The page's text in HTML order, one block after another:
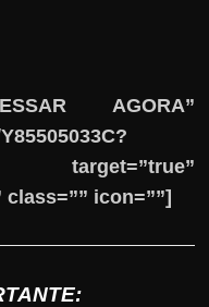
AGORA”
target=”true”
icon=””]